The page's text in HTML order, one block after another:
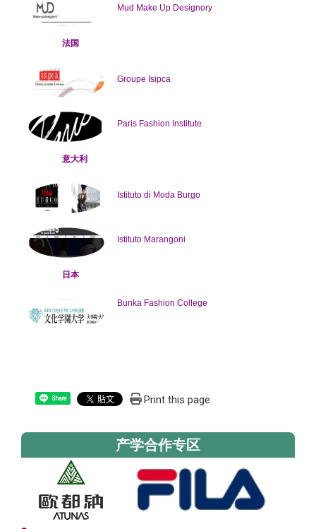
Mud Make Up Designory
法国
Groupe Isipca
Paris Fashion Institute
意大利
Istituto di Moda Burgo
Istituto Marangoni
日本
Bunka Fashion College
Share Print this page
产学合作专区